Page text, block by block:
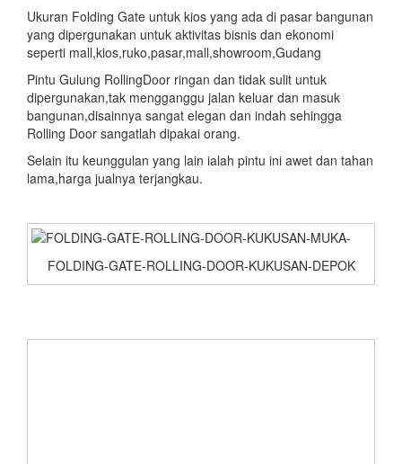
Ukuran Folding Gate untuk kios yang ada di pasar bangunan
yang dipergunakan untuk aktivitas bisnis dan ekonomi
seperti mall,kios,ruko,pasar,mall,showroom,Gudang
Pintu Gulung RollingDoor ringan dan tidak sulit untuk
dipergunakan,tak mengganggu jalan keluar dan masuk
bangunan,disainnya sangat elegan dan indah sehingga
Rolling Door sangatlah dipakai orang.
Selain itu keunggulan yang lain ialah pintu ini awet dan tahan
lama,harga jualnya terjangkau.
FOLDING-GATE-ROLLING-DOOR-KUKUSAN-DEPOK